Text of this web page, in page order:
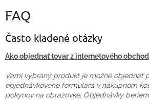
FAQ
Často kladené otázky
Ako objednať tovar z internetového
Vami vybraný produkt je možné objednať
objednávkového formulára v nákupnom
pokynov na obrazovke. Objednávky